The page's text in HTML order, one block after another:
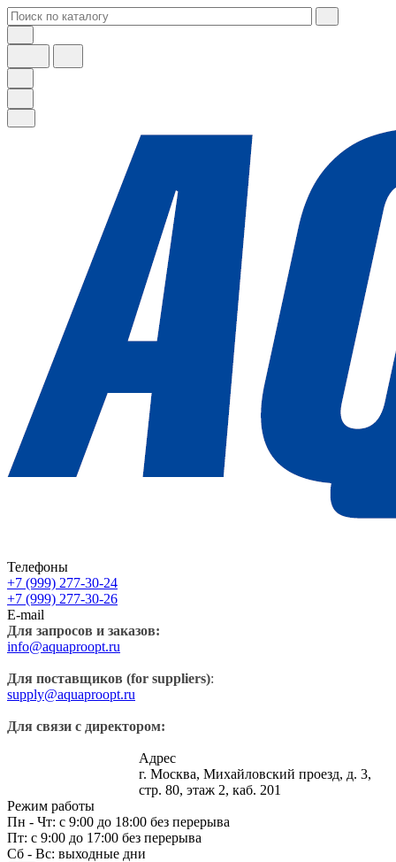
Телефоны
+7 (999) 277-30-24
+7 (999) 277-30-26
E-mail
Для запросов и заказов:
info@aquaproopt.ru
Для поставщиков (for suppliers):
supply@aquaproopt.ru
Для связи с директором:
Адрес
г. Москва, Михайловский проезд, д. 3,
стр. 80, этаж 2, каб. 201
Режим работы
Пн - Чт: с 9:00 до 18:00 без перерыва
Пт: с 9:00 до 17:00 без перерыва
Сб - Вс: выходные дни